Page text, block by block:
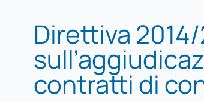
Direttiva
contratti di